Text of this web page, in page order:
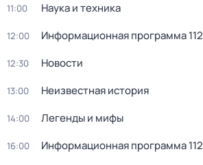
11:00 Наука и техника
12:00 Информационная программа 112
12:30 Новости
13:00 Неизвестная история
14:00 Легенды и мифы
16:00 Информационная программа 112